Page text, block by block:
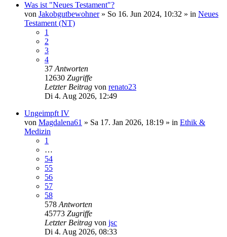
Was ist "Neues Testament"?
von Jakobgutbewohner» So 16. Jun 2024, 10:32 » in Neues
Testament (NT)
1
2
3
4
37 Antworten
12630 Zugriffe
Letzter Beitrag von renato23
Di 4. Aug 2026, 12:49
Ungeimpft IV
von Magdalena61 » Sa 17. Jan 2026, 18:19 » in Ethik &
Medizin
1
…
54
55
56
57
58
578 Antworten
45773 Zugriffe
Letzter Beitrag von jsc
Di 4. Aug 2026, 08:33